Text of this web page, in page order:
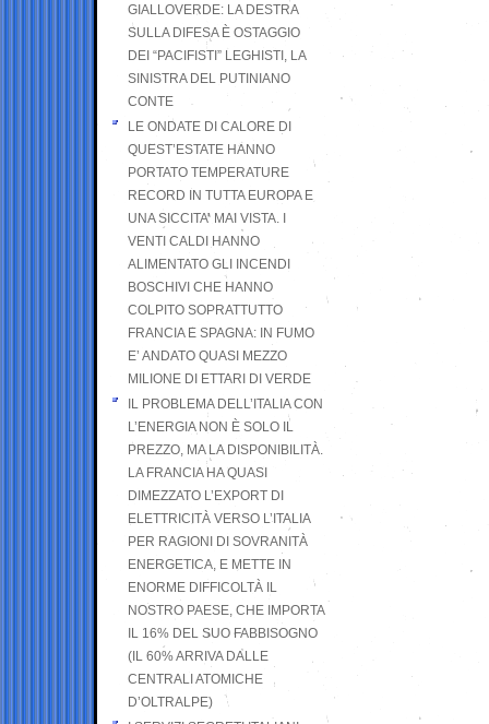
GIALLOVERDE: LA DESTRA
SULLA DIFESA È OSTAGGIO
DEI “PACIFISTI” LEGHISTI, LA
SINISTRA DEL PUTINIANO
CONTE
LE ONDATE DI CALORE DI
QUEST’ESTATE HANNO
PORTATO TEMPERATURE
RECORD IN TUTTA EUROPA E
UNA SICCITA’ MAI VISTA. I
VENTI CALDI HANNO
ALIMENTATO GLI INCENDI
BOSCHIVI CHE HANNO
COLPITO SOPRATTUTTO
FRANCIA E SPAGNA: IN FUMO
E’ ANDATO QUASI MEZZO
MILIONE DI ETTARI DI VERDE
IL PROBLEMA DELL’ITALIA CON
L’ENERGIA NON È SOLO IL
PREZZO, MA LA DISPONIBILITÀ.
LA FRANCIA HA QUASI
DIMEZZATO L’EXPORT DI
ELETTRICITÀ VERSO L’ITALIA
PER RAGIONI DI SOVRANITÀ
ENERGETICA, E METTE IN
ENORME DIFFICOLTÀ IL
NOSTRO PAESE, CHE IMPORTA
IL 16% DEL SUO FABBISOGNO
(IL 60% ARRIVA DALLE
CENTRALI ATOMICHE
D’OLTRALPE)